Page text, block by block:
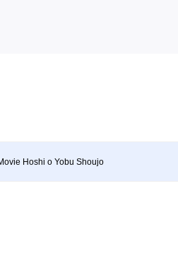
Hoshi o Yobu Shoujo